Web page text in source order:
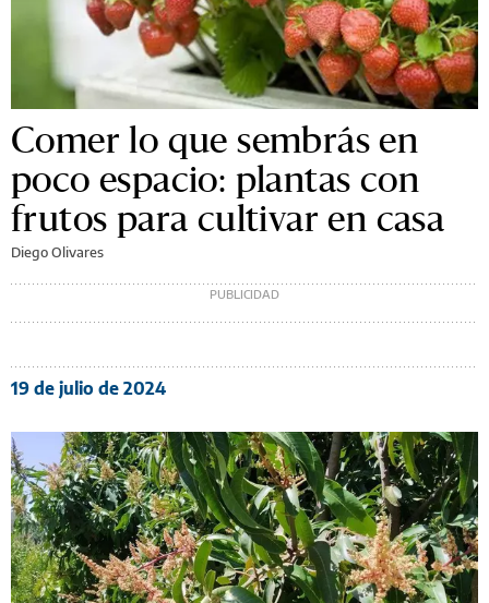
Comer lo que sembrás en
poco espacio: plantas con
frutos para cultivar en casa
Diego Olivares
19 de julio de 2024